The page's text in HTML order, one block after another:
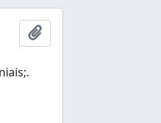
Adicionar à área de